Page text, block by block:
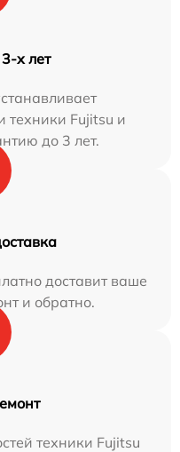
х лет
техники Fujitsu и
до 3 лет.
доставит ваше
и обратно.
техники Fujitsu